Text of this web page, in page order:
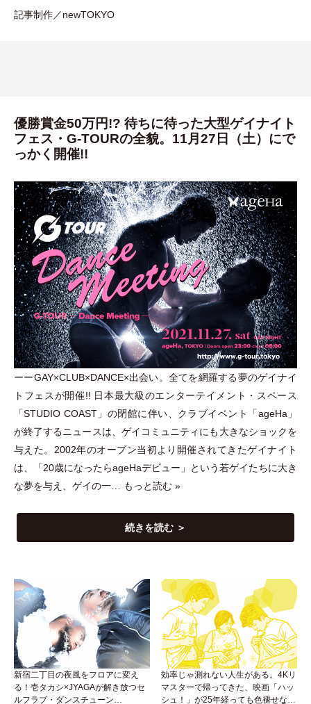
記事制作／newTOKYO
優勝賞金50万円!? 待ちに待った大型ゲイナイト
フェス・G-TOURの全貌。11月27日（土）にで
っかく開催!!
ーーGAY×CLUB×DANCE×出会い。全てを網羅する夢のゲイナイ
トフェスが開催!! 日本最大級のエンターテイメント ・ スペース
「STUDIO COAST」 の閉館に伴い、クラブイベント 「ageHa」
が終了するニュースは、ゲイコミュニティにも大きなショックを
与えた。2002年のオープン当初より開催されてきたゲイナイト
は、
「20歳になったらageHaデビュー 」
という若ゲイたちに大き
な夢を与え、ゲイの一… もっと読む »
続きを読む ＞
新宿二丁目の夜風をフロアに変え
る！壱タカシ×JYAGAが解き放つセ
ルフラブ・ダンスチューン
効率じゃ測れない人生がある。4Kリ
マスターで帰ってきた、映画「ハッ
シュ！」が25年経っても色褪せない